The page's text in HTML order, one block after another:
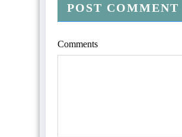
POST COMMENT
Comments